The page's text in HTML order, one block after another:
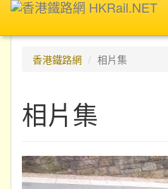
香港鐵路網
相片集
相片集